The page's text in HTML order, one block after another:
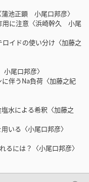
池正顕 小尾口邦彦〉
用に注意〈浜崎幹久 小尾
イドの使い分け〈加藤之
尾口邦彦〉
伴うNa負荷〈加藤之紀
水による希釈〈加藤之
いる〈小尾口邦彦〉
には？〈小尾口邦彦〉